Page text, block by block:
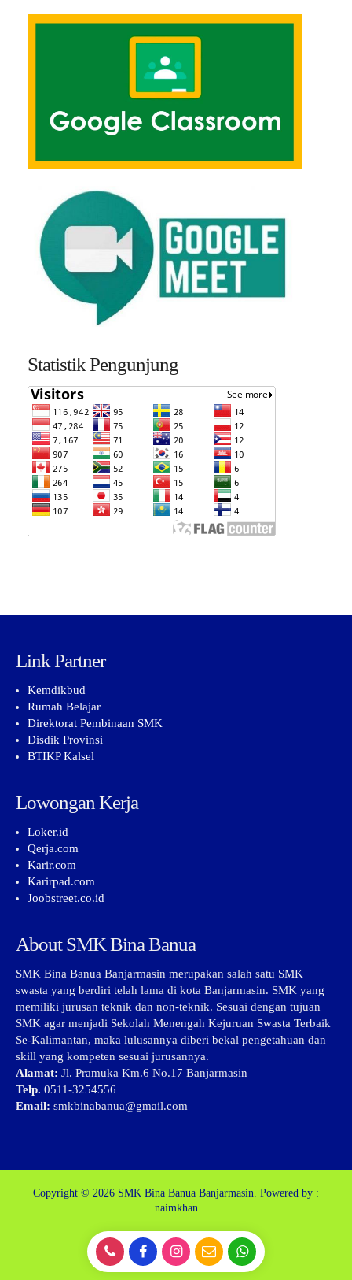
Statistik Pengunjung
Link Partner
Kemdikbud
Rumah Belajar
Direktorat Pembinaan SMK
Disdik Provinsi
BTIKP Kalsel
Lowongan Kerja
Loker.id
Qerja.com
Karir.com
Karirpad.com
Joobstreet.co.id
About SMK Bina Banua
SMK Bina Banua Banjarmasin merupakan salah satu SMK
swasta yang berdiri telah lama di kota Banjarmasin. SMK yang
memiliki jurusan teknik dan non-teknik. Sesuai dengan tujuan
SMK agar menjadi Sekolah Menengah Kejuruan Swasta Terbaik
Se-Kalimantan, maka lulusannya diberi bekal pengetahuan dan
skill yang kompeten sesuai jurusannya.
Alamat: Jl. Pramuka Km.6 No.17 Banjarmasin
Telp. 0511-3254556
Email: smkbinabanua@gmail.com
Copyright © 2026 SMK Bina Banua Banjarmasin. Powered by :
naimkhan